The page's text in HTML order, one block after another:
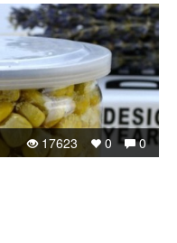
0
0
17623